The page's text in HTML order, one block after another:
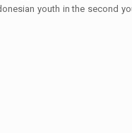
youth in the second